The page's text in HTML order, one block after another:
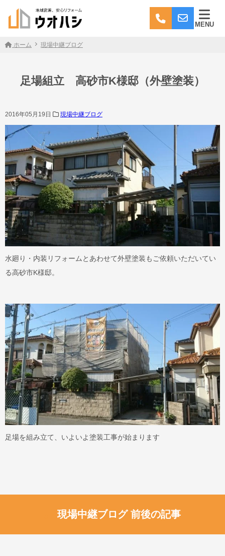
MENU
ホーム 現場中継ブログ
足場組立 高砂市K様邸（外壁塗装）
2016年05月19日 現場中継ブログ
水廻り・内装リフォームとあわせて外壁塗装もご依頼いただいてい
る高砂市K様邸。
足場を組み立て、いよいよ塗装工事が始まります
現場中継ブログ 前後の記事